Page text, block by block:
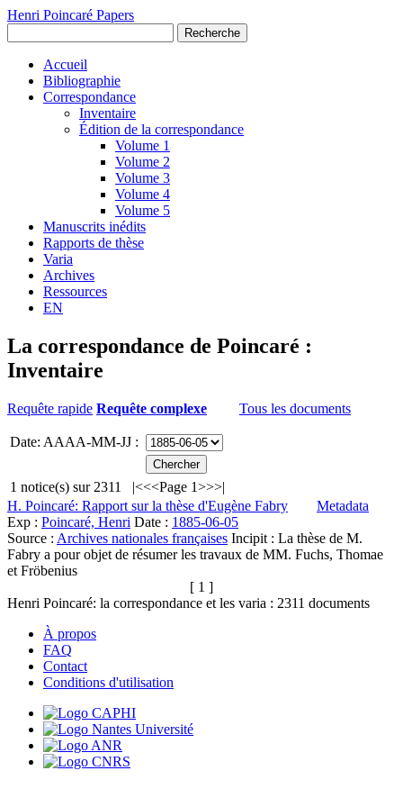
Henri Poincaré Papers
Recherche
Accueil
Bibliographie
Correspondance
Inventaire
Édition de la correspondance
Volume 1
Volume 2
Volume 3
Volume 4
Volume 5
Manuscrits inédits
Rapports de thèse
Varia
Archives
Ressources
EN
La correspondance de Poincaré :
Inventaire
Requête rapide Requête complexe Tous les documents
Date: AAAA-MM-JJ :
1 notice(s) sur 2311 |<<<Page 1>>>|
H. Poincaré: Rapport sur la thèse d'Eugène Fabry
Metadata
Exp : Poincaré, Henri Date : 1885-06-05
Source : Archives nationales françaises Incipit : La thèse de M.
Fabry a pour objet de résumer les travaux de MM. Fuchs, Thomae
et Fröbenius
[ 1 ]
Henri Poincaré: la correspondance et les varia : 2311 documents
À propos
FAQ
Contact
Conditions d'utilisation